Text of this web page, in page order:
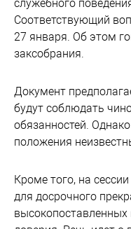
служебного
Соответствующий
27 января. Об этом
заксобрания.
Документ
будут соблюдать
обязанностей.
положения
Кроме того, на
для досрочного